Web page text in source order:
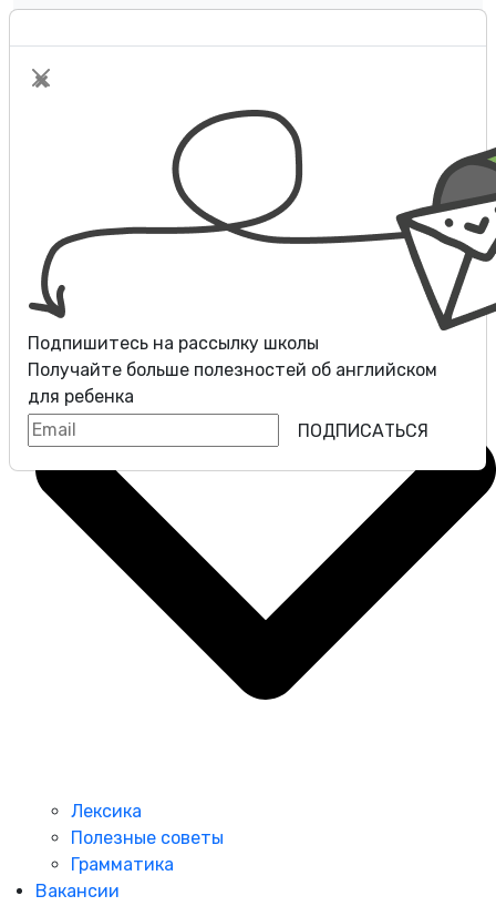
Разговорные клубы
Блог
Лексика
Полезные советы
Грамматика
Вакансии
Подпишитесь на рассылку школы
Получайте больше полезностей об английском
для ребенка
ПОДПИСАТЬСЯ